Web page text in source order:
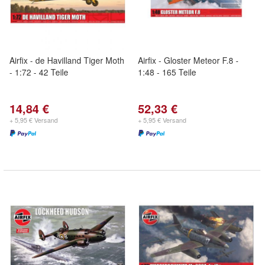
Airfix - de Havilland Tiger Moth
- 1:72 - 42 Teile
14,84 €
+ 5,95 € Versand
Airfix - Gloster Meteor F.8 -
1:48 - 165 Teile
52,33 €
+ 5,95 € Versand